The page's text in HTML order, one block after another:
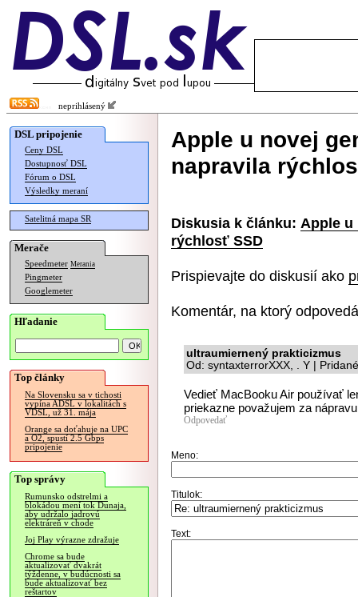
neprihlásený
DSL pripojenie
Ceny DSL
Dostupnosť DSL
Fórum o DSL
Výsledky meraní
Satelitná mapa SR
Merače
Speedmeter Merania
Pingmeter
Googlemeter
Hľadanie
Top články
Na Slovensku sa v tichosti
vypína ADSL v lokalitách s
VDSL, už 31. mája
Orange sa doťahuje na UPC
a O2, spustí 2.5 Gbps
pripojenie
Top správy
Rumunsko odstrelmi a
blokádou mení tok Dunaja,
aby udržalo jadrovú
elektráreň v chode
Joj Play výrazne zdražuje
Chrome sa bude
aktualizovať dvakrát
týždenne, v budúcnosti sa
bude aktualizovať bez
reštartov
Apple u novej
napravila
Diskusia k článku: Apple u
rýchlosť SSD
Prispievajte do diskusií ako
Komentár, na ktorý
ultraumiernený prakticizmus
Od: syntaxterrorXXX, . Y |
Vedieť MacBooku Air používať
priekazne považujem za
Odpovedať
Meno:
Titulok:
Text: